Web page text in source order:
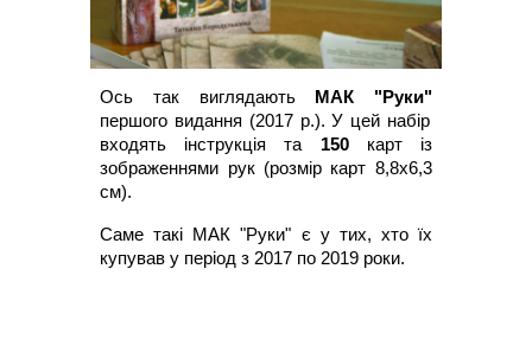
Ось так виглядають
МАК "Руки"
першого видання (2017 р.). У цей набір
входять інструкція та 150карт із
зображеннями рук (розмір карт 8,8х6,3
см).
Саме такі МАК "Руки" є у тих, хто їх
купував у період з 2017 по 2019 роки.